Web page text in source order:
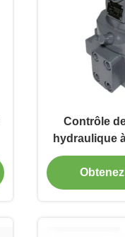
Contrôle
hydraulique
pour